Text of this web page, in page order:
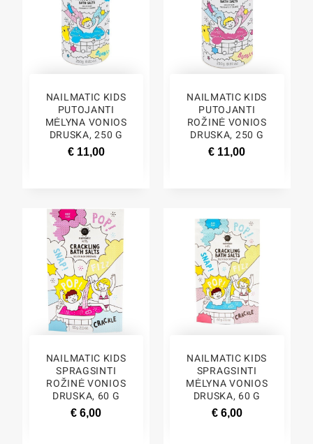
NAILMATIC KIDS
PUTOJANTI
MĖLYNA VONIOS
DRUSKA, 250 G
€ 11,00
NAILMATIC KIDS
PUTOJANTI
ROŽINĖ VONIOS
DRUSKA, 250 G
€ 11,00
NAILMATIC KIDS
SPRAGSINTI
ROŽINĖ VONIOS
DRUSKA, 60 G
€ 6,00
NAILMATIC KIDS
SPRAGSINTI
MĖLYNA VONIOS
DRUSKA, 60 G
€ 6,00